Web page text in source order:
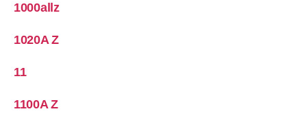
1000allz
1020A Z
11
1100A Z